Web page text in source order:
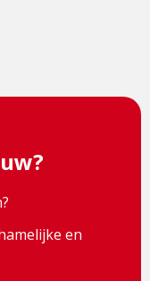
en